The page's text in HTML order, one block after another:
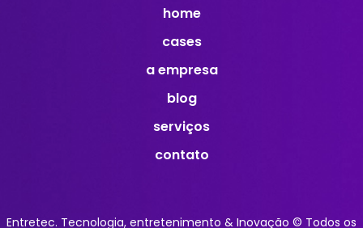
home
cases
a empresa
blog
serviços
contato
Entretec. Tecnologia, entretenimento & Inovação © Todos os